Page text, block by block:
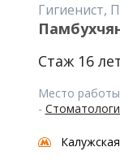
Гигиенист,
Стаж 16
Место
-
Калужская